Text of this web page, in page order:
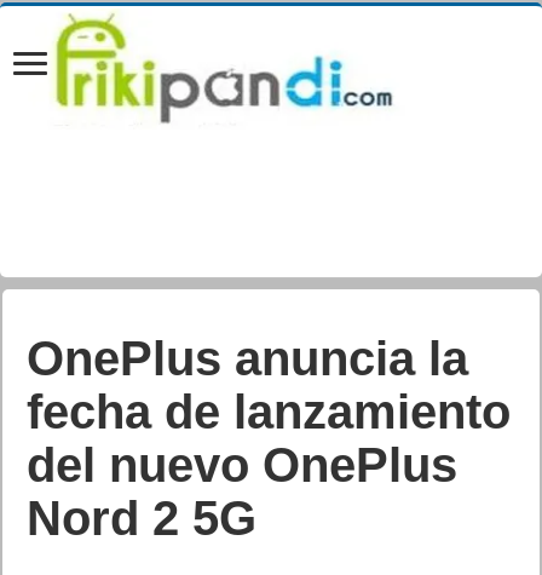
OnePlus anuncia la
fecha de lanzamiento
del nuevo OnePlus
Nord 2 5G